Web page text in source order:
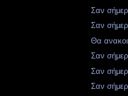
Σαν
Σαν
Θα
Σαν
Σαν
Σαν